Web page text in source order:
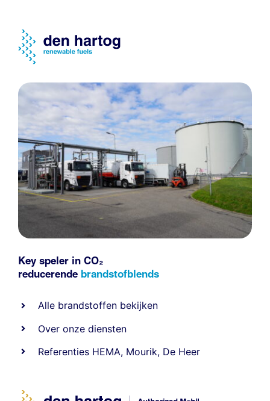
Key speler in CO₂
reducerende brandstofblends
Alle brandstoffen bekijken
Over onze diensten
Referenties HEMA, Mourik, De Heer